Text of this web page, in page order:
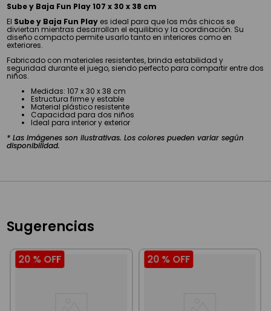
Sube y Baja Fun Play 107 x 30 x 38 cm
El Sube y Baja Fun Play es ideal para que los más chicos se
diviertan mientras desarrollan el equilibrio y la coordinación. Su
diseño compacto permite usarlo tanto en interiores como en
exteriores.
Fabricado con materiales resistentes, brinda estabilidad y
seguridad durante el juego, siendo perfecto para compartir entre dos
niños.
Medidas: 107 x 30 x 38 cm
Estructura firme y estable
Material plástico resistente
Capacidad para dos niños
Ideal para interior y exterior
* Las imágenes son ilustrativas. Los colores pueden variar según
disponibilidad.
Sugerencias
20 % OFF 20 % OFF